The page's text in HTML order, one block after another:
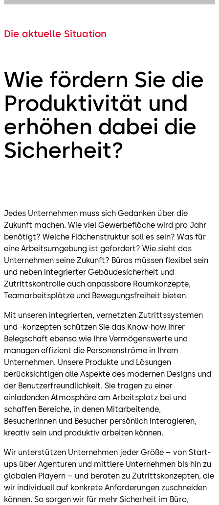
Die aktuelle Situation
Wie fördern Sie die
Produktivität und
erhöhen dabei die
Sicherheit?
Jedes Unternehmen muss sich Gedanken über die
Zukunft machen. Wie viel Gewerbefläche wird pro Jahr
benötigt? Welche Flächenstruktur soll es sein? Was für
eine Arbeitsumgebung ist gefordert? Wie sieht das
Unternehmen seine Zukunft? Büros müssen flexibel sein
und neben integrierter Gebäudesicherheit und
Zutrittskontrolle auch anpassbare Raumkonzepte,
Teamarbeitsplätze und Bewegungsfreiheit bieten.
Mit unseren integrierten, vernetzten Zutrittssystemen
und -konzepten schützen Sie das Know-how Ihrer
Belegschaft ebenso wie Ihre Vermögenswerte und
managen effizient die Personenströme in Ihrem
Unternehmen. Unsere Produkte und Lösungen
berücksichtigen alle Aspekte des modernen Designs und
der Benutzerfreundlichkeit. Sie tragen zu einer
einladenden Atmosphäre am Arbeitsplatz bei und
schaffen Bereiche, in denen Mitarbeitende,
Besucherinnen und Besucher persönlich interagieren,
kreativ sein und produktiv arbeiten können.
Wir unterstützen Unternehmen jeder Größe – von Start-
ups über Agenturen und mittlere Unternehmen bis hin zu
globalen Playern – und beraten zu Zutrittskonzepten, die
wir individuell auf konkrete Anforderungen zuschneiden
können. So sorgen wir für mehr Sicherheit im Büro,